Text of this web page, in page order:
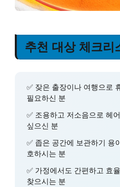
추천 대상 체크리
✅ 잦은 출장이나 여행으로
필요하신 분
✅ 조용하고 저소음으로 헤
싶으신 분
✅ 좁은 공간에 보관하기 용
호하시는 분
✅ 가정에서도 간편하고 효
찾으시는 분